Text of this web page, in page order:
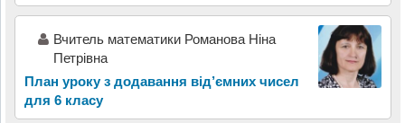
Вчитель математики Романова Ніна
Петрівна
План уроку з додавання від’ємних чисел
для 6 класу